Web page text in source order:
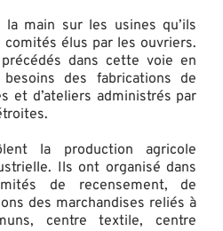
main sur les usines qu’ils
élus par les ouvriers.
dans cette voie en
des fabrications de
et d’ateliers administrés par
la production agricole
Ils ont organisé dans
de recensement, de
des marchandises reliés à
centre textile, centre